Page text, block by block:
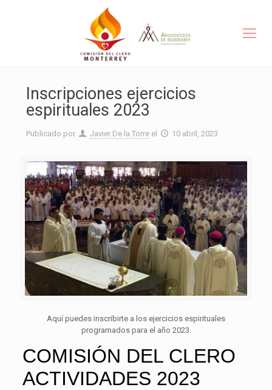
Inscripciones ejercicios
espirituales 2023
Publicado por Javier De la Torre el 10 abril, 2023
Aquí puedes inscribirte a los ejercicios espirituales
programados para el año 2023.